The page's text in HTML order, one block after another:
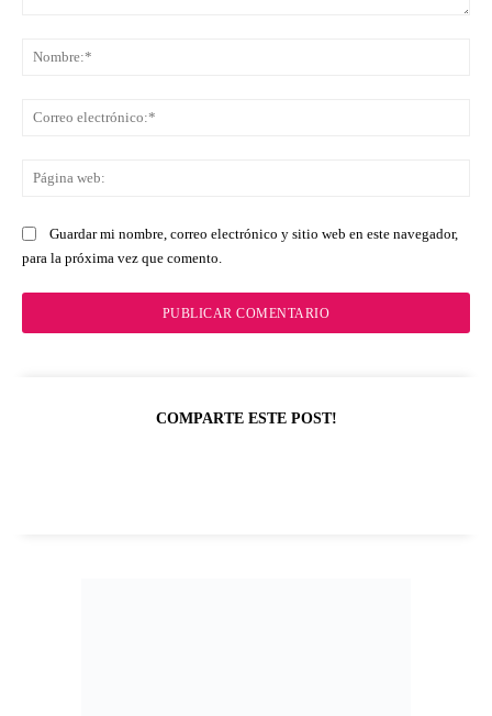
Guardar mi nombre, correo electrónico y sitio web en este navegador,
para la próxima vez que comento.
COMPARTE ESTE POST!